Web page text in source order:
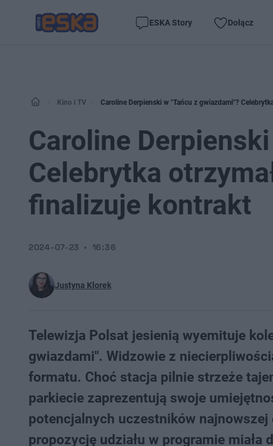
ESKA Story Dołącz
Kino i TV Caroline Derpienski w "Tańcu z gwiazdami"?
Caroline
Celebrytka
finalizuje kontrakt
Justyna Klorek
2024-07-23 16:36
Telewizja Polsat jesienią wyemituje
gwiazdami". Widzowie z
formatu. Choć stacja pilnie strzeże
parkiecie zaprezentują swoje
potencjalnych uczestników najnowszej
propozycję udziału w programie